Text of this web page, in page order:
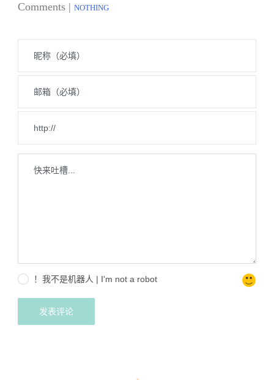
Comments | NOTHING
！我不是机器人 | I'm not a robot